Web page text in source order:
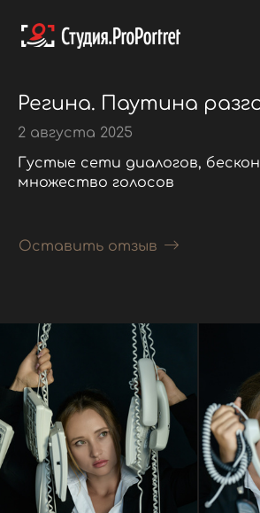
Регина. Паутина
2 августа 2025
Густые сети диалогов,
множество голосов
Оставить отзыв